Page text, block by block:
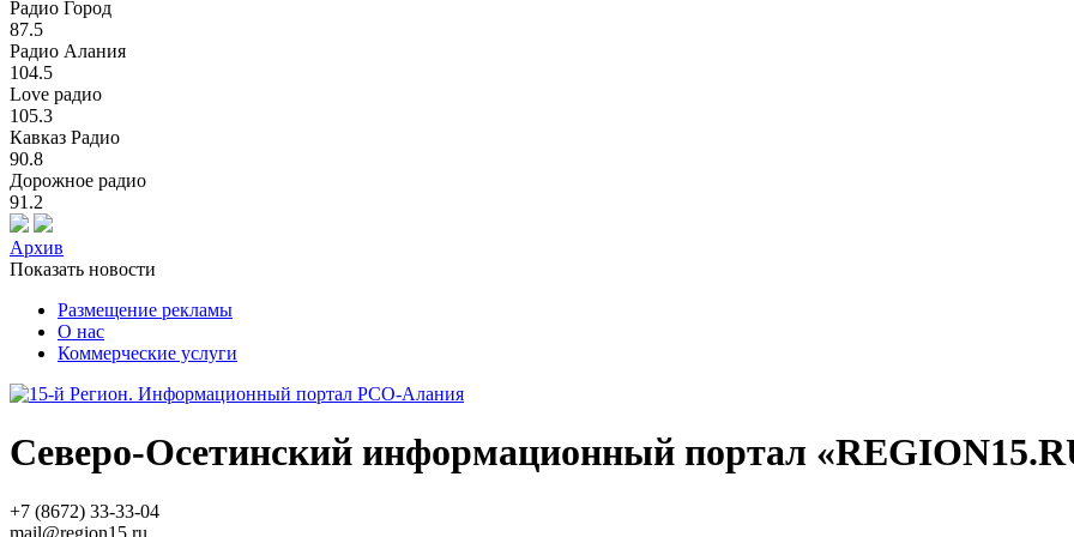
Радио Город
87.5
Радио Алания
104.5
Love радио
105.3
Кавказ Радио
90.8
Дорожное радио
91.2
Архив
Показать новости
Размещение рекламы
О нас
Коммерческие услуги
Северо-Осетинский информационный портал
+7 (8672) 33-33-04
mail@region15.ru